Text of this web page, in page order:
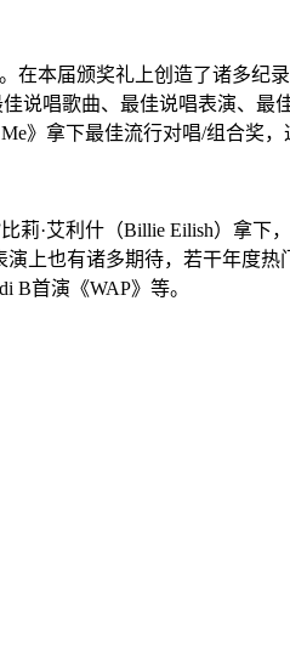
本届颁奖礼上创造了诸多纪
说唱歌曲、最佳说唱表演、
》拿下最佳流行对唱/组合奖
·艾利什（Billie Eilish）拿下
演上也有诸多期待，若干年度
B首演《WAP》等。